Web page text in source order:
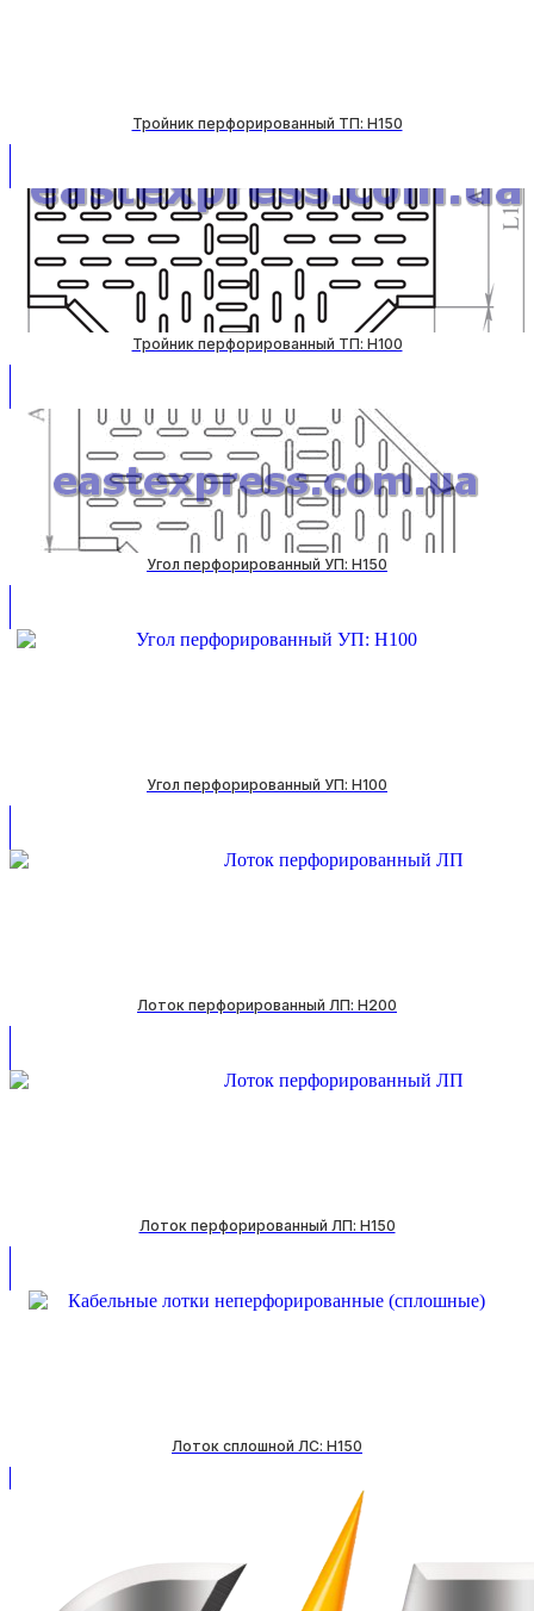
Тройник перфорированный ТП: H150
Тройник перфорированный ТП: H100
Угол перфорированный УП: H150
Угол перфорированный УП: H100
Лоток перфорированный ЛП: H200
Лоток перфорированный ЛП: H150
Лоток сплошной ЛС: H150